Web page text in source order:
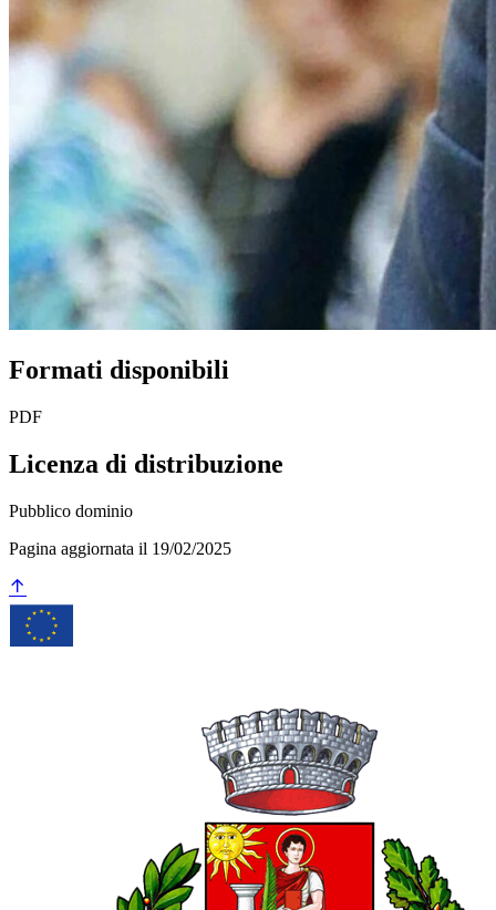
Formati disponibili
PDF
Licenza di distribuzione
Pubblico dominio
Pagina aggiornata il 19/02/2025